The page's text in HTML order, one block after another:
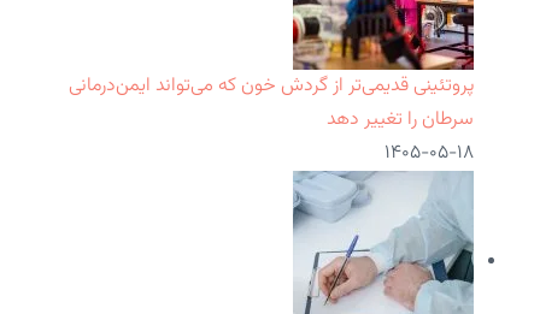
پروتئینی قدیمی‌تر از گردش خون که می‌تواند ایمن‌درمانی
سرطان را تغییر دهد
۱۴۰۵-۰۵-۱۸